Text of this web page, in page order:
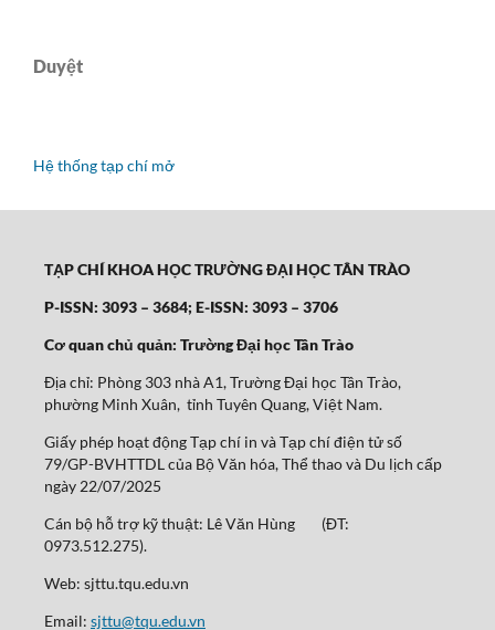
Duyệt
Hệ thống tạp chí mở
TẠP CHÍ KHOA HỌC TRƯỜNG ĐẠI HỌC TÂN TRÀO
P-ISSN: 3093 – 3684; E-ISSN: 3093 – 3706
Cơ quan chủ quản: Trường Đại học Tân Trào
Địa chỉ: Phòng 303 nhà A1, Trường Đại học Tân Trào,
phường Minh Xuân, tỉnh Tuyên Quang, Việt Nam.
Giấy phép hoạt động Tạp chí in và Tạp chí điện tử số
79/GP-BVHTTDL của Bộ Văn hóa, Thể thao và Du lịch cấp
ngày 22/07/2025
Cán bộ hỗ trợ kỹ thuật: Lê Văn Hùng (ĐT:
0973.512.275).
Web: sjttu.tqu.edu.vn
Email: sjttu@tqu.edu.vn